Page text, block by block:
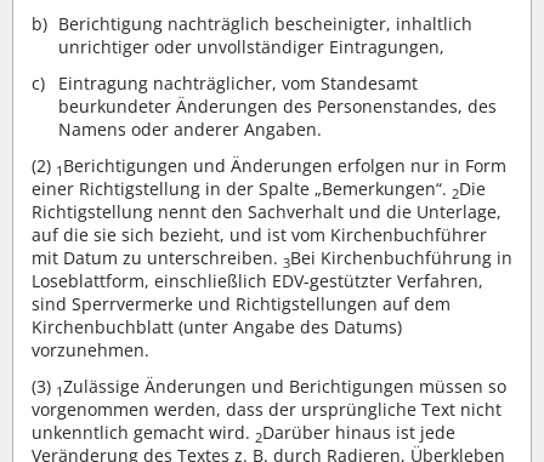
Berichtigung nachträglich bescheinigter, inhaltlich
unrichtiger oder unvollständiger Eintragungen,
Eintragung nachträglicher, vom Standesamt
beurkundeter Änderungen des Personenstandes, des
Namens oder anderer Angaben.
(2) 1 Berichtigungen und Änderungen erfolgen nur in Form
einer Richtigstellung in der Spalte „Bemerkungen“. 2Die
Richtigstellung nennt den Sachverhalt und die Unterlage,
auf die sie sich bezieht, und ist vom Kirchenbuchführer
mit Datum zu unterschreiben. 3Bei Kirchenbuchführung in
Loseblattform, einschließlich EDV-gestützter Verfahren,
sind Sperrvermerke und Richtigstellungen auf dem
Kirchenbuchblatt (unter Angabe des Datums)
vorzunehmen.
(3) 1Zulässige Änderungen und Berichtigungen müssen so
vorgenommen werden, dass der ursprüngliche Text nicht
unkenntlich gemacht wird. 2Darüber hinaus ist jede
Veränderung des Textes z. B. durch Radieren, Überkleben